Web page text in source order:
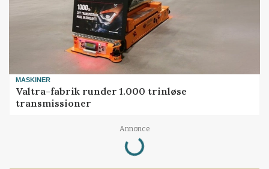
MASKINER
Valtra-fabrik runder 1.000 trinløse
transmissioner
Annonce
Loading...